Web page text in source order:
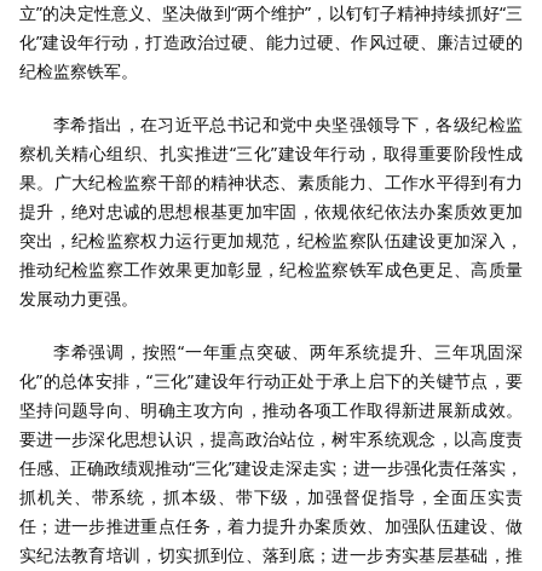
立”的决定性意义、坚决做到“两个维护”，以钉钉子精神持续抓好“三
化”建设年行动，打造政治过硬、能力过硬、作风过硬、廉洁过硬的
纪检监察铁军。
李希指出，在习近平总书记和党中央坚强领导下，各级纪检监
察机关精心组织、扎实推进“三化”建设年行动，取得重要阶段性成
果。广大纪检监察干部的精神状态、素质能力、工作水平得到有力
提升，绝对忠诚的思想根基更加牢固，依规依纪依法办案质效更加
突出，纪检监察权力运行更加规范，纪检监察队伍建设更加深入，
推动纪检监察工作效果更加彰显，纪检监察铁军成色更足、高质量
发展动力更强。
李希强调，按照“一年重点突破、两年系统提升、三年巩固深
化”的总体安排，“三化”建设年行动正处于承上启下的关键节点，要
坚持问题导向、明确主攻方向，推动各项工作取得新进展新成效。
要进一步深化思想认识，提高政治站位，树牢系统观念，以高度责
任感、正确政绩观推动“三化”建设走深走实；进一步强化责任落实，
抓机关、带系统，抓本级、带下级，加强督促指导，全面压实责
任；进一步推进重点任务，着力提升办案质效、加强队伍建设、做
实纪法教育培训，切实抓到位、落到底；进一步夯实基层基础，推